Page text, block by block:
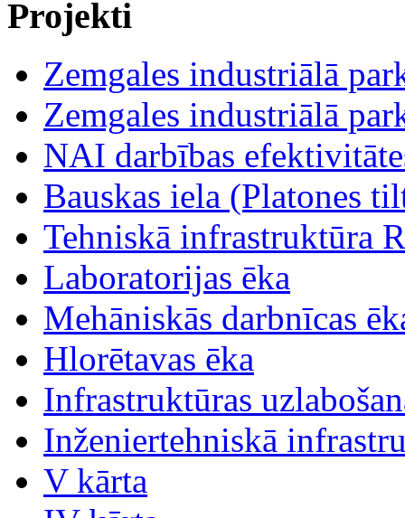
Projekti
Zemgales industriālā
Zemgales industriālā
NAI darbības
Bauskas iela (Platones
Tehniskā infrastruktūra
Laboratorijas ēka
Mehāniskās darbnīcas
Hlorētavas ēka
Infrastruktūras
Inženiertehniskā
V kārta